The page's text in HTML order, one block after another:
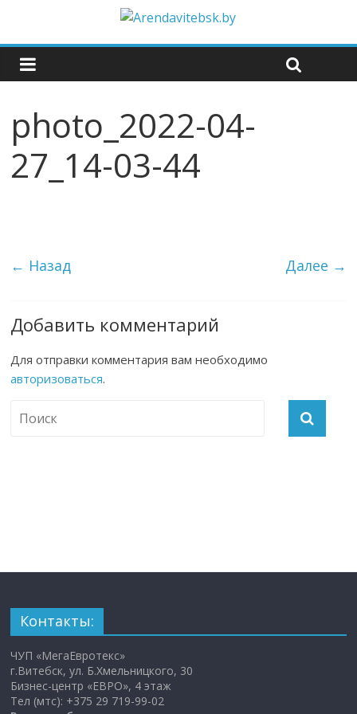
photo_2022-04-
27_14-03-44
← Назад Далее →
Добавить комментарий
Для отправки комментария вам необходимо
авторизоваться.
Контакты:
ЧУП «МегаЕвротекс»
г.Витебск, ул. Б.Хмельницкого, 30
Бизнес-центр «ЕВРО», 4 этаж
Тел (мтс): +375 29 719-99-02